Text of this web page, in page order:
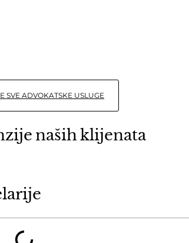
SVE ADVOKATSKE USLUGE
naših klijenata